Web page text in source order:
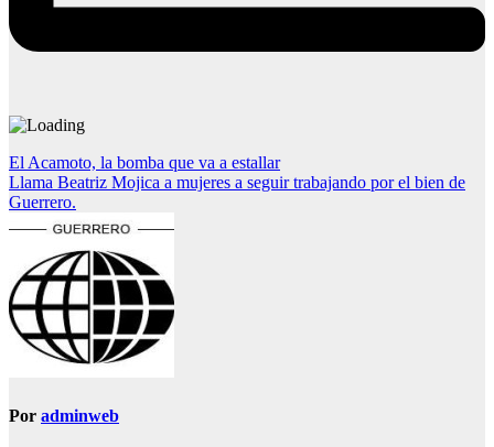
Navegación
de
entradas
El Acamoto, la bomba que va a estallar
Llama Beatriz Mojica a mujeres a seguir trabajando por el bien de
Guerrero.
Por adminweb